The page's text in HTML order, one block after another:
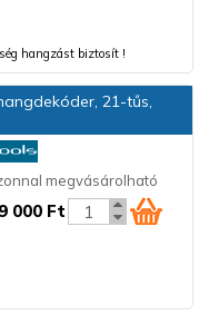
hangzást biztosít !
21-tűs,
megvásárolható
000 Ft